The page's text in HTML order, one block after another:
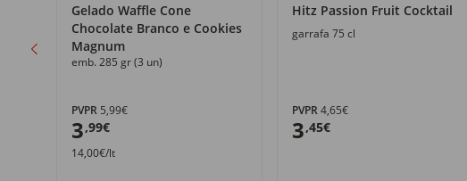
Gelado Waffle Cone
Chocolate Branco e Cookies
Magnum
emb. 285 gr (3 un)
PVPR5,99€
3,99€
14,00€/lt
Hitz Passion Fruit Cocktail
garrafa 75 cl
PVPR4,65€
3,45€